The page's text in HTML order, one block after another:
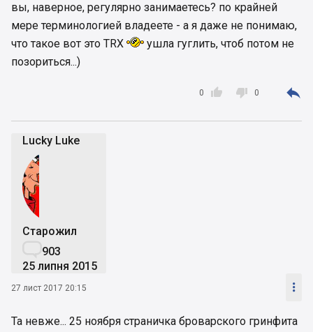
вы, наверное, регулярно занимаетесь? по крайней
мере терминологией владеете - а я даже не понимаю,
что такое вот это TRX
ушла гуглить, чтоб потом не
позориться...)

0  0 
Lucky Luke
Старожил
903
25 липня 2015
27 лист 2017 20:15 
Та невже... 25 ноября страничка броварского гринфита